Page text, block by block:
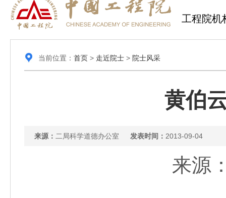
工程院机
当前位置： 首页> 走近院士> 院士风采
黄伯
来源： 二局科学道德办公室 发表时间： 2013-09-04
来源